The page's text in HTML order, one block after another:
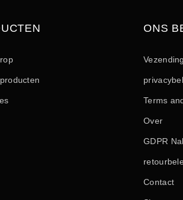
ONS
Vezending
Terms
Over
GDPR
Contact